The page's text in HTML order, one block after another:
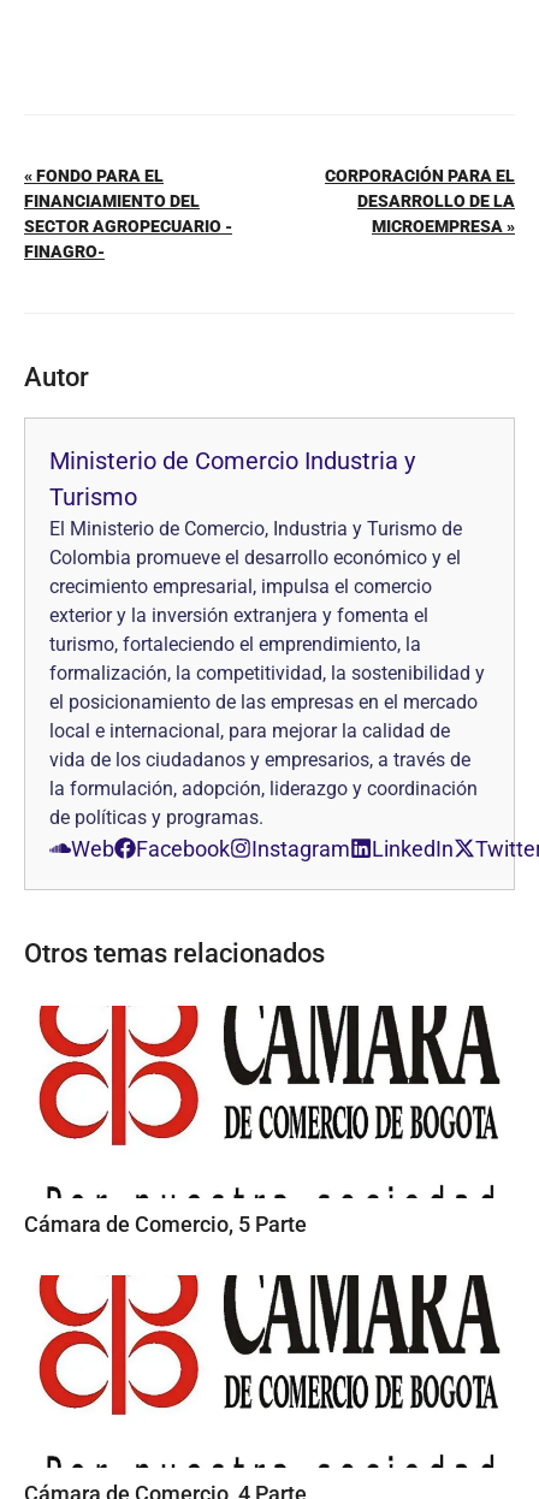
« FONDO PARA EL
FINANCIAMIENTO DEL
SECTOR AGROPECUARIO -
FINAGRO-
CORPORACIÓN PARA EL
DESARROLLO DE LA
MICROEMPRESA »
Autor
Ministerio de Comercio Industria y
Turismo
El Ministerio de Comercio, Industria y Turismo de
Colombia promueve el desarrollo económico y el
crecimiento empresarial, impulsa el comercio
exterior y la inversión extranjera y fomenta el
turismo, fortaleciendo el emprendimiento, la
formalización, la competitividad, la sostenibilidad y
el posicionamiento de las empresas en el mercado
local e internacional, para mejorar la calidad de
vida de los ciudadanos y empresarios, a través de
la formulación, adopción, liderazgo y coordinación
de políticas y programas.
Web Facebook Instagram LinkedIn
Otros temas relacionados
Cámara de Comercio, 5 Parte
Cámara de Comercio, 4 Parte